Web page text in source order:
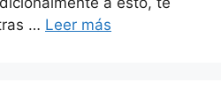
… Leer más